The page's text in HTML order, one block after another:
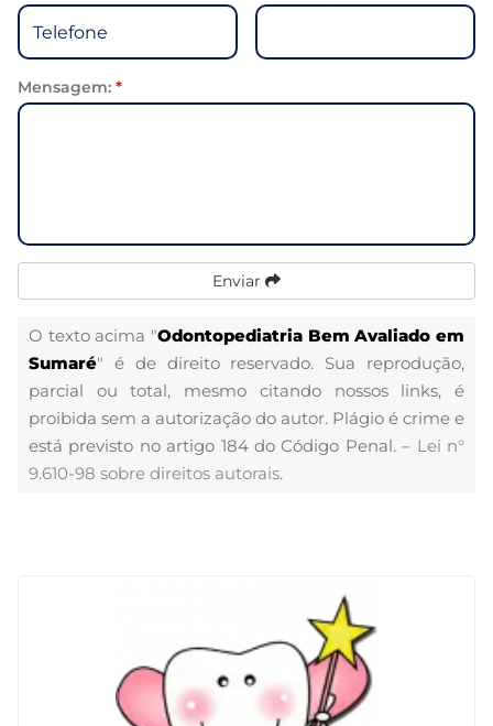
Mensagem: *
Enviar
O texto acima "Odontopediatria Bem Avaliado em
Sumaré" é de direito reservado. Sua reprodução,
parcial ou total, mesmo citando nossos links, é
proibida sem a autorização do autor. Plágio é crime e
está previsto no artigo 184 do Código Penal. – Lei n°
9.610-98 sobre direitos autorais.